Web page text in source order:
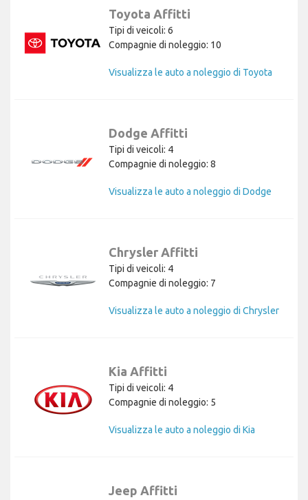
Toyota Affitti
Tipi di veicoli: 6
Compagnie di noleggio: 10
Visualizza le auto a noleggio di Toyota
Dodge Affitti
Tipi di veicoli: 4
Compagnie di noleggio: 8
Visualizza le auto a noleggio di Dodge
Chrysler Affitti
Tipi di veicoli: 4
Compagnie di noleggio: 7
Visualizza le auto a noleggio di Chrysler
Kia Affitti
Tipi di veicoli: 4
Compagnie di noleggio: 5
Visualizza le auto a noleggio di Kia
Jeep Affitti